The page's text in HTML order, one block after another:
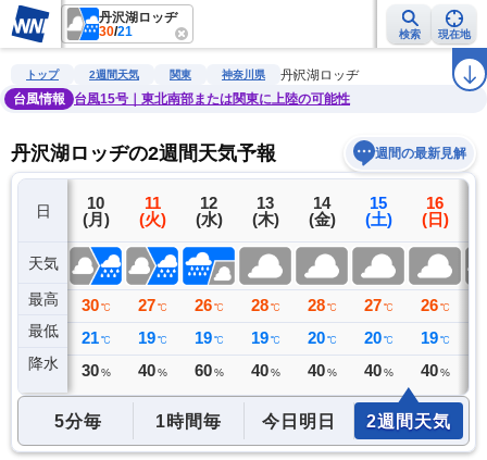
丹沢湖ロッヂ
30/21 検索 現在地
雨雲レーダー 台風情報 地震情報 警報・注意報 ラ
トップ 2週間天気 関東 神奈川県
丹沢湖ロッヂ
台風情報
台風15号｜東北南部または関東に上陸の可能性
丹沢湖ロッヂの2週間天気予報 週間の最新見解
日
天気
最高
最低
降水
9
(日)
31 ℃
21 ℃
0 ミリ
10
(月)
30 ℃
21 ℃
30 %
11
(火)
27 ℃
19 ℃
40 %
12
(水)
26 ℃
19 ℃
60 %
13
(木)
28 ℃
19 ℃
40 %
14
(金)
28 ℃
20 ℃
40 %
15
(土)
27 ℃
20 ℃
40 %
16
(日)
26 ℃
19 ℃
40 %
5分毎 1時間毎 今日明日 2週間天気